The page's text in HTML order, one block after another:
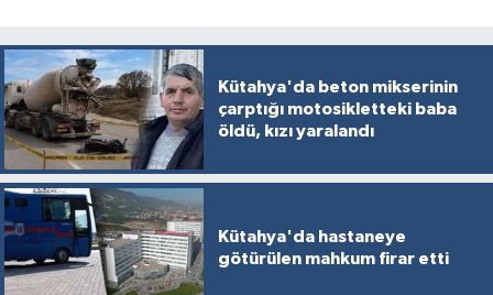
Kütahya'da beton mikserinin
çarptığı motosikletteki baba
öldü, kızı yaralandı
Kütahya'da hastaneye
götürülen mahkum firar etti